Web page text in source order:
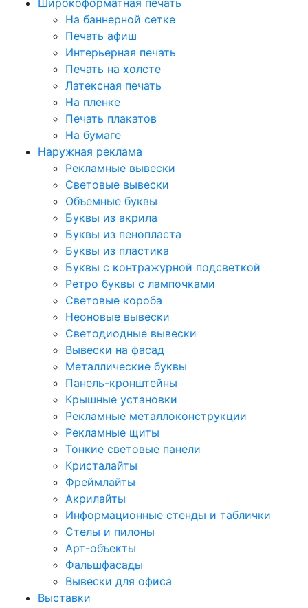
Широкоформатная печать
На баннерной сетке
Печать афиш
Интерьерная печать
Печать на холсте
Латексная печать
На пленке
Печать плакатов
На бумаге
Наружная реклама
Рекламные вывески
Световые вывески
Объемные буквы
Буквы из акрила
Буквы из пенопласта
Буквы из пластика
Буквы с контражурной подсветкой
Ретро буквы с лампочками
Световые короба
Неоновые вывески
Светодиодные вывески
Вывески на фасад
Металлические буквы
Панель-кронштейны
Крышные установки
Рекламные металлоконструкции
Рекламные щиты
Тонкие световые панели
Кристалайты
Фреймлайты
Акрилайты
Информационные стенды и таблички
Стелы и пилоны
Арт-объекты
Фальшфасады
Вывески для офиса
Выставки